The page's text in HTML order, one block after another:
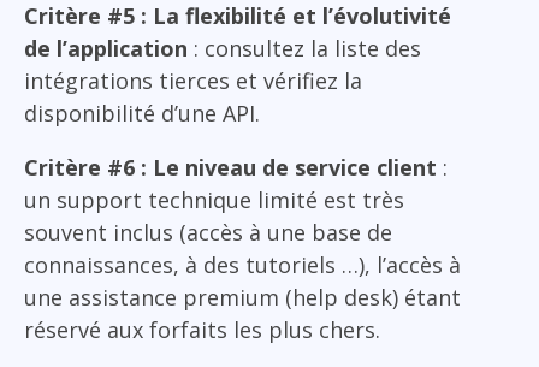
Critère #5 : La flexibilité et l’évolutivité
de l’application : consultez la liste des
intégrations tierces et vérifiez la
disponibilité d’une API.
Critère #6 : Le niveau de service client :
un support technique limité est très
souvent inclus (accès à une base de
connaissances, à des tutoriels …), l’accès à
une assistance premium (help desk) étant
réservé aux forfaits les plus chers.